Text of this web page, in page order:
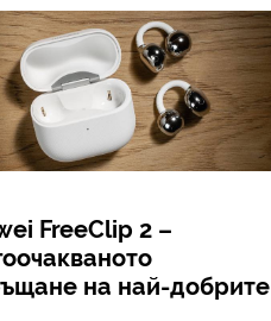
FreeClip 2 –
на най-добрите